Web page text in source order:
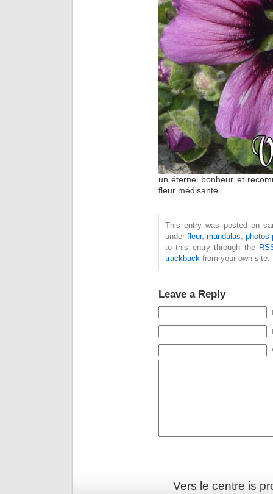
un éternel bonheur et
fleur médisante…
This entry was posted on
under fleur, mandalas photos
to this entry through the
trackback from your own site.
Leave a Reply
Vers le centre is